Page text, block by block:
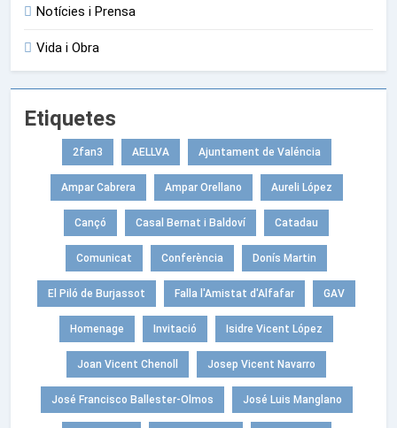
Notícies i Prensa
Vida i Obra
Etiquetes
2fan3 AELLVA Ajuntament de Valéncia
Ampar Cabrera Ampar Orellano Aureli López
Cançó Casal Bernat i Baldoví Catadau
Comunicat Conferència Donís Martin
El Piló de Burjassot Falla l'Amistat d'Alfafar GAV
Homenage Invitació Isidre Vicent López
Joan Vicent Chenoll Josep Vicent Navarro
José Francisco Ballester-Olmos José Luis Manglano